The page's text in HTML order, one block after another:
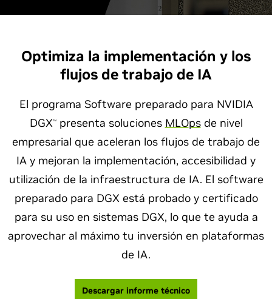
Optimiza la implementación y los
flujos de trabajo de IA
El programa Software preparado para NVIDIA
DGX™presenta soluciones MLOps de nivel
empresarial que aceleran los flujos de trabajo de
IA y mejoran la implementación, accesibilidad y
utilización de la infraestructura de IA. El software
preparado para DGX está probado y certificado
para su uso en sistemas DGX, lo que te ayuda a
aprovechar al máximo tu inversión en plataformas
de IA.
Descargar informe técnico